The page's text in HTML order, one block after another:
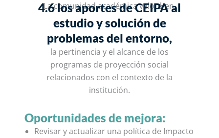
La comunidad académica valoró en
4.6 los aportes de CEIPA al
estudio y solución de
problemas del entorno,
la pertinencia y el alcance de los
programas de proyección social
relacionados con el contexto de la
institución.
Oportunidades de mejora:
Revisar y actualizar una política de Impacto